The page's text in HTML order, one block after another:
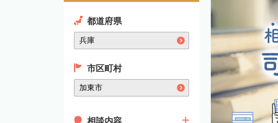
都道府県
市区町村
相談内容